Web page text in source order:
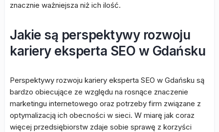
znacznie ważniejsza niż ich ilość.
Jakie są perspektywy rozwoju
kariery eksperta SEO w Gdańsku
Perspektywy rozwoju kariery eksperta SEO w Gdańsku są
bardzo obiecujące ze względu na rosnące znaczenie
marketingu internetowego oraz potrzeby firm związane z
optymalizacją ich obecności w sieci. W miarę jak coraz
więcej przedsiębiorstw zdaje sobie sprawę z korzyści